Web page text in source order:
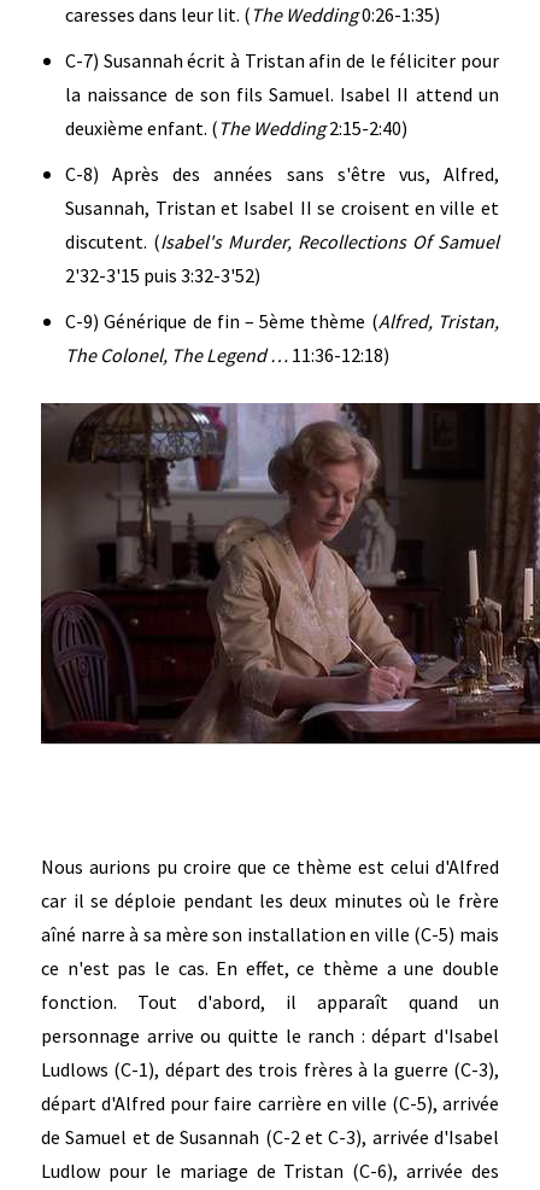
caresses dans leur lit. ( The Wedding0:26-1:35)
C-7) Susannah écrit à Tristan afin de le féliciter pour
la naissance de son fils Samuel. Isabel II attend un
deuxième enfant. ( The Wedding2:15-2:40)
C-8) Après des années sans s'être vus, Alfred,
Susannah, Tristan et Isabel II se croisent en ville et
discutent. (Isabel's Murder, Recollections Of Samuel
2'32-3'15 puis 3:32-3'52)
C-9) Générique de fin – 5ème thème (Alfred, Tristan,
The Colonel, The Legend … 11:36-12:18)
Nous aurions pu croire que ce thème est celui d'Alfred
car il se déploie pendant les deux minutes où le frère
aîné narre à sa mère son installation en ville (C-5) mais
ce n'est pas le cas. En effet, ce thème a une double
fonction. Tout d'abord, il apparaît quand un
personnage arrive ou quitte le ranch : départ d'Isabel
Ludlows (C-1), départ des trois frères à la guerre (C-3),
départ d'Alfred pour faire carrière en ville (C-5), arrivée
de Samuel et de Susannah (C-2 et C-3), arrivée d'Isabel
Ludlow pour le mariage de Tristan (C-6), arrivée des